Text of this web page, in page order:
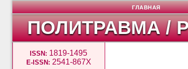
ПОЛИТРАВМА /
ISSN: 1819-1495
E-ISSN: 2541-867X
ГЛАВНАЯ